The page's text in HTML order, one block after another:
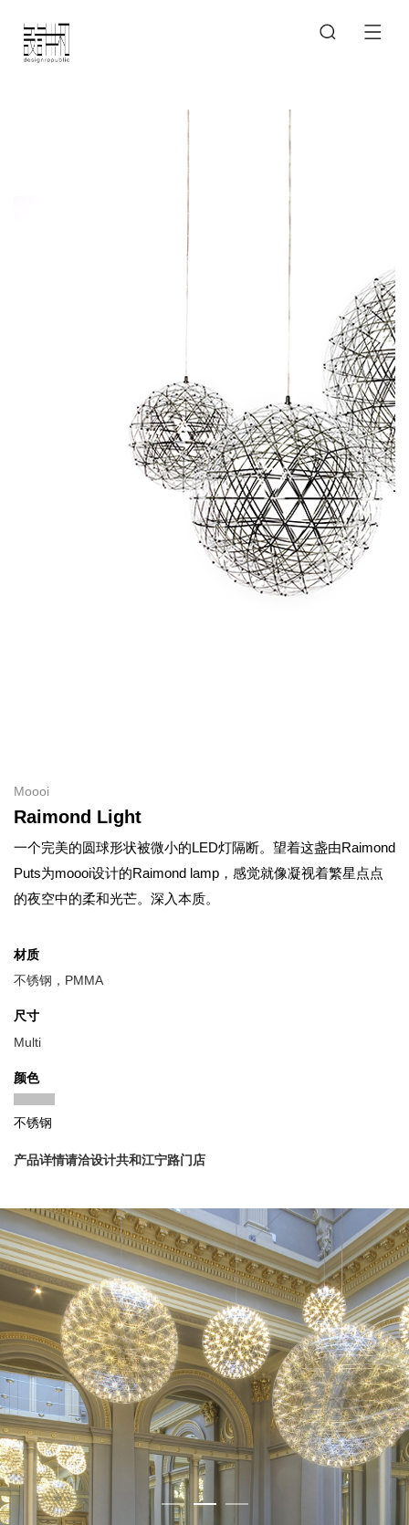
Moooi
Raimond Light
一个完美的圆球形状被微小的LED灯隔断。望着这盏由Raimond
Puts为moooi设计的Raimond lamp，感觉就像凝视着繁星点点
的夜空中的柔和光芒。深入本质。
材质
不锈钢，PMMA
尺寸
Multi
颜色
不锈钢
产品详情请洽设计共和江宁路门店